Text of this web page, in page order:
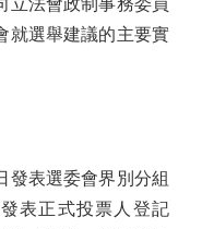
立法會政制事務委員
就選舉建議的主要實
表選委會界別分組
表正式投票人登記